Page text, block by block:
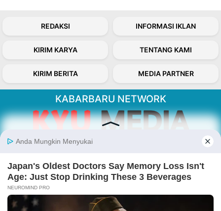
REDAKSI INFORMASI IKLAN
KIRIM KARYA TENTANG KAMI
KIRIM BERITA MEDIA PARTNER
KABARBARU NETWORK
Kabarbaru.co menyajikan berita aktual dan
inspiratif dari sudut pandang berbaik sangka